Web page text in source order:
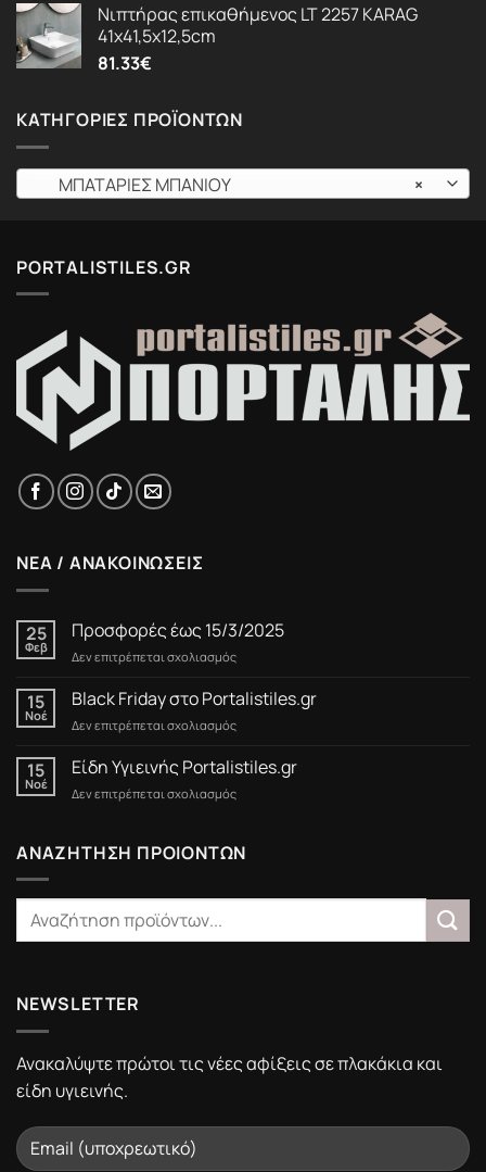
Νιπτήρας επικαθήμενος LT 2257 KARAG
41x41,5x12,5cm
81.33€
ΚΑΤΗΓΟΡΊΕΣ ΠΡΟΪΌΝΤΩΝ
×
ΜΠΑΤΑΡΙΕΣ ΜΠΑΝΙΟΥ
PORTALISTILES.GR
ΝΕΑ / ΑΝΑΚΟΙΝΩΣΕΙΣ
25
Φεβ
Προσφορές έως 15/3/2025
Δεν επιτρέπεται σχολιασμόςστο
έως
15/3/2025
15
Νοέ
Black Friday στο Portalistiles.gr
Δεν επιτρέπεται σχολιασμόςστο
Friday
στο
Portalistiles.gr
15
Νοέ
Είδη Υγιεινής Portalistiles.gr
Δεν επιτρέπεται σχολιασμόςστο
Portalistiles.gr
ΑΝΑΖΗΤΗΣΗ ΠΡΟΙΟΝΤΩΝ
NEWSLETTER
Ανακαλύψτε πρώτοι τις νέες αφίξεις σε πλακάκια και
είδη υγιεινής.